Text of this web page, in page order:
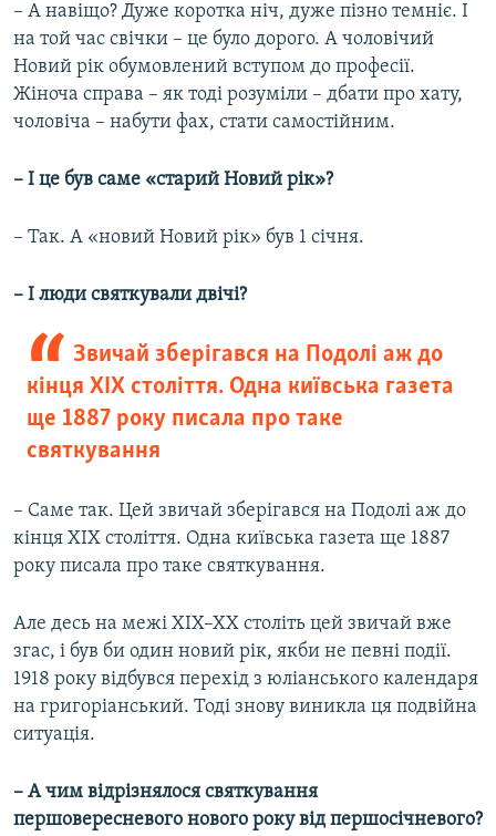
– А навіщо? Дуже коротка ніч, дуже пізно темніє. І
на той час свічки – це було дорого. А чоловічий
Новий рік обумовлений вступом до професії.
Жіноча справа – як тоді розуміли – дбати про хату,
чоловіча – набути фах, стати самостійним.
– І це був саме «старий Новий рік»?
– Так. А «новий Новий рік» був 1 січня.
– І люди святкували двічі?
Звичай зберігався на Подолі аж до
кінця XIX століття. Одна київська газета
ще 1887 року писала про таке
святкування
– Саме так. Цей звичай зберігався на Подолі аж до
кінця XIX століття. Одна київська газета ще 1887
року писала про таке святкування.
Але десь на межі ХІХ–ХХ століть цей звичай вже
згас, і був би один новий рік, якби не певні події.
1918 року відбувся перехід з юліанського календаря
на григоріанський. Тоді знову виникла ця подвійна
ситуація.
– А чим відрізнялося святкування
першовересневого нового року від першосічневого?